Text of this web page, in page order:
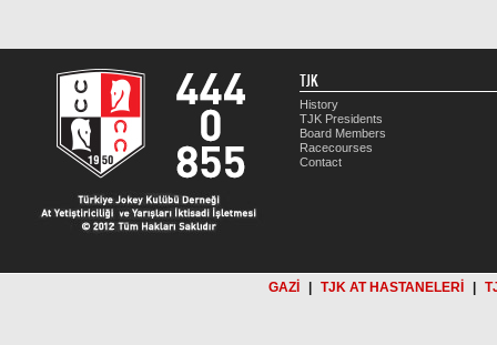
TJK
History
TJK Presidents
Board Members
Racecourses
Contact
GAZİ TJK AT HASTANELERİ